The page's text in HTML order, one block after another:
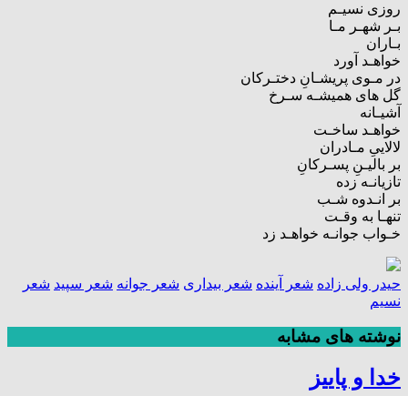
روزی نسیـم
بـر شهـر مـا
بـاران
خواهـد آورد
در مـوی پریشـانِ دختـرکان
گل های همیشـه سـرخ
آشیـانه
خواهـد ساخـت
لالاییِ مـادران
بر بالیـنِ پسـرکانِ
تازیانـه زده
بر انـدوه شـب
تنهـا به وقـت
خـواب جوانـه خواهـد زد
حیدر ولی زاده شعر آینده شعر بیداری شعر جوانه شعر سپید شعر
نسیم
نوشته های مشابه
خدا و پاییز